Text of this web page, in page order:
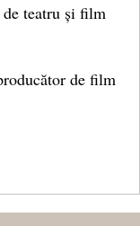
teatru și film
de film